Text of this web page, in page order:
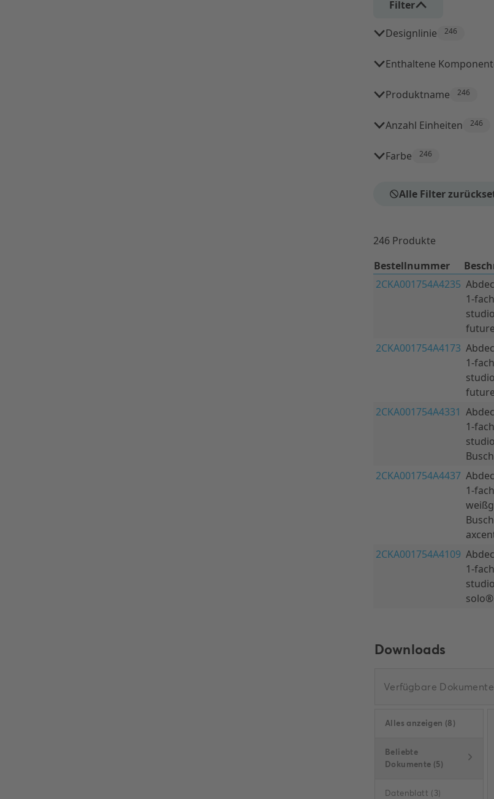
Downloads
Verfügbare Dokumente
Alles anzeigen (8)
Beliebte
Dokumente (5)
Datenblatt (3)